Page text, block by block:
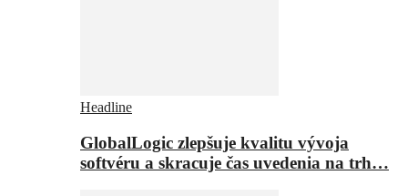
Headline
GlobalLogic zlepšuje kvalitu vývoja
softvéru a skracuje čas uvedenia na trh…